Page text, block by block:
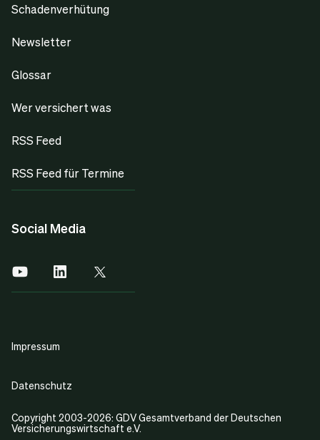
Schadenverhütung
Newsletter
Glossar
Wer versichert was
RSS Feed
RSS Feed für Termine
Social Media
Copyright 2003-2026: GDV Gesamtverband der Deutschen
Versicherungswirtschaft e.V.
Impressum
Datenschutz